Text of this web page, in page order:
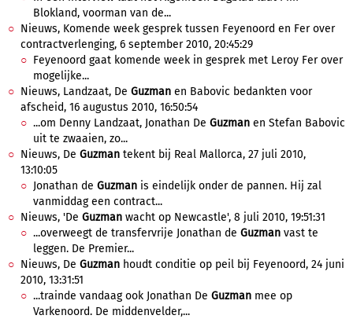
Blokland, voorman van de...
Nieuws, Komende week gesprek tussen Feyenoord en Fer over
contractverlenging, 6 september 2010, 20:45:29
Feyenoord gaat komende week in gesprek met Leroy Fer over
mogelijke...
Nieuws, Landzaat, De Guzman en Babovic bedankten voor
afscheid, 16 augustus 2010, 16:50:54
...om Denny Landzaat, Jonathan De Guzman en Stefan Babovic
uit te zwaaien, zo...
Nieuws, De Guzman tekent bij Real Mallorca, 27 juli 2010,
13:10:05
Jonathan de Guzman is eindelijk onder de pannen. Hij zal
vanmiddag een contract...
Nieuws, 'De Guzman wacht op Newcastle', 8 juli 2010, 19:51:31
...overweegt de transfervrije Jonathan de Guzman vast te
leggen. De Premier...
Nieuws, De Guzman houdt conditie op peil bij Feyenoord, 24 juni
2010, 13:31:51
...trainde vandaag ook Jonathan De Guzman mee op
Varkenoord. De middenvelder,...